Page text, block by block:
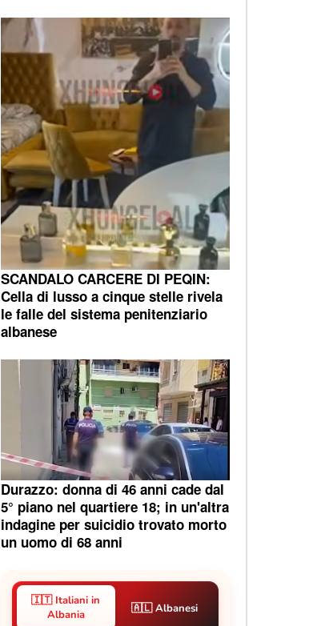
SCANDALO CARCERE DI PEQIN:
Cella di lusso a cinque stelle rivela
le falle del sistema penitenziario
albanese
Durazzo: donna di 46 anni cade dal
5° piano nel quartiere 18; in un'altra
indagine per suicidio trovato morto
un uomo di 68 anni
🇮🇹 Italiani in
Albania
🇦🇱 Albanesi